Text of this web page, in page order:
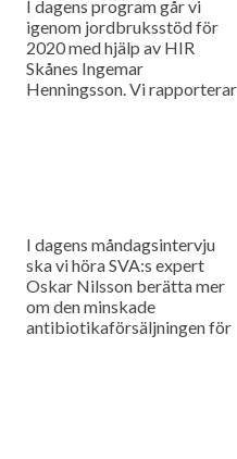
I dagens program går vi
igenom jordbruksstöd för
2020 med hjälp av HIR
Skånes Ingemar
Henningsson. Vi rapporterar
I dagens måndagsintervju
ska vi höra SVA:s expert
Oskar Nilsson berätta mer
om den minskade
antibiotikaförsäljningen för